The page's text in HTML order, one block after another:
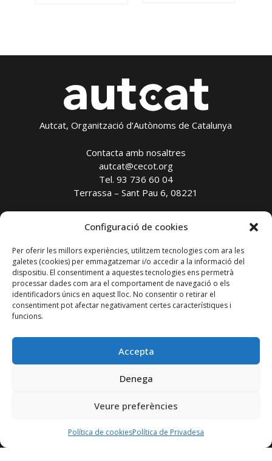
Configuració de cookies
Per oferir les millors experiències, utilitzem tecnologies com ara les
galetes (cookies) per emmagatzemar i/o accedir a la informació del
dispositiu. El consentiment a aquestes tecnologies ens permetrà
processar dades com ara el comportament de navegació o els
identificadors únics en aquest lloc. No consentir o retirar el
consentiment pot afectar negativament certes característiques i
funcions.
Accepta
Denega
Veure preferències
Política de cookiesPolítica de Privadesa
Autcat, Organització d’Autònoms de Catalunya
Contacta amb nosaltres
autcat@cecot.org
Tel. 93 736 60 04
Terrassa – Sant Pau 6, 08221
Avís legal
Política de cookies
Transparència
Amb el suport de:
Patrocinador:
Copyright © 2026 Autcat. Organització d'Autònoms